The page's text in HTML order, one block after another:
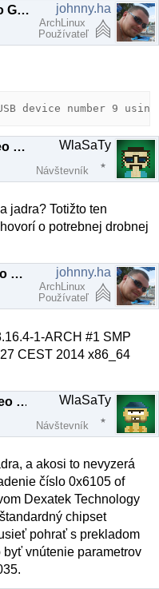
RE: Silvercrest Usb Video Grabber VG 2010 johnny.ha
ArchLinux
Používateľ
device number 9
RE: Silvercrest Usb Video Grabber VG 2010 WlaSaTy
Návštevník
jadra? Totižto ten
o potrebnej drobnej
RE: Silvercrest Usb Video Grabber VG 2010 johnny.ha
ArchLinux
Používateľ
1-ARCH #1 SMP
CEST 2014 x86_64
RE: Silvercrest Usb Video Grabber VG 2010 WlaSaTy
Návštevník
a akosi to nevyzerá
číslo 0x6105 of
Dexatek Technology
chipset
pohrať s prekladom
vnútenie parametrov